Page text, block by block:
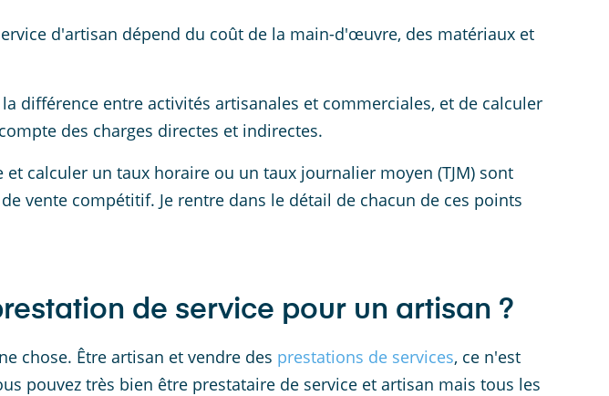
d'artisan dépend du coût de la main-d'œuvre, des matériaux et
différence entre activités artisanales et commerciales, et de calculer
des charges directes et indirectes.
calculer un taux horaire ou un taux journalier moyen (TJM) sont
vente compétitif. Je rentre dans le détail de chacun de ces points
de service pour un artisan ?
chose. Être artisan et vendre des prestations de services, ce n'est
pouvez très bien être prestataire de service et artisan mais tous les